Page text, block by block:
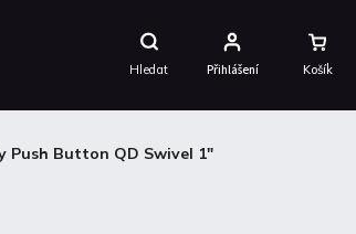
Hledat
Nákupní
Košík
Přihlášení
Push Button QD Swivel 1"